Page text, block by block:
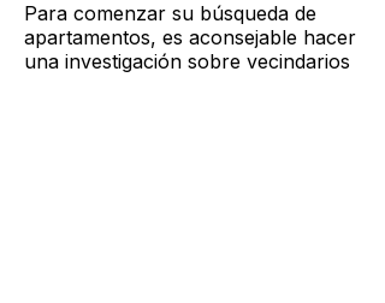
Para comenzar su búsqueda de
apartamentos, es aconsejable hacer
una investigación sobre vecindarios